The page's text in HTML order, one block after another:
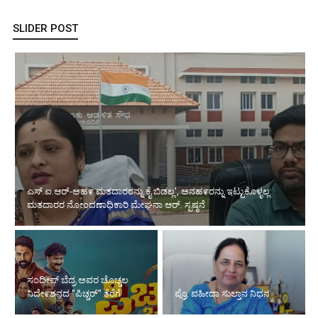
SLIDER POST
ಎಸ್.ಐ.ಆರ್-ಅಹ೯ ಮತದಾರರನ್ನು ಕೈ ಬಿಡಲ್ಲ', ಅನಹ೯ರನ್ನು ಇಟ್ಟುಕೊಳ್ಳಲ್ಲ:
ಮತದಾರರ ನೋಂದಣಾಧಿಕಾರಿ ಮೇಘನಾ ಆರ್. ಸ್ಪಷ್ಠನೆ
ಸಂದೀಪ್ ಬೆದ್ರ ಅವರ ಚೊಚ್ಚಲ
ನಿದೇ೯ಶನದ "ಪಿಚ್ಚರ್" ತೆರೆಗೆ
ಪ್ರೊ. ವಹೀದಾ ಸುಲ್ತಾನ ನಿಧನ